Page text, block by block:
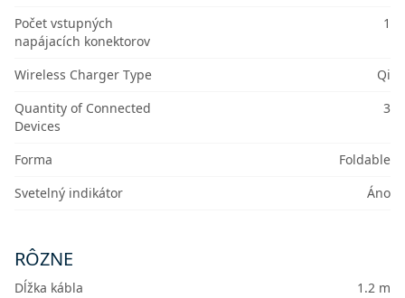
Počet vstupných
napájacích konektorov
1
Wireless Charger Type
Qi
Quantity of Connected
Devices
3
Forma
Foldable
Svetelný indikátor
Áno
RÔZNE
Dĺžka kábla
1.2 m